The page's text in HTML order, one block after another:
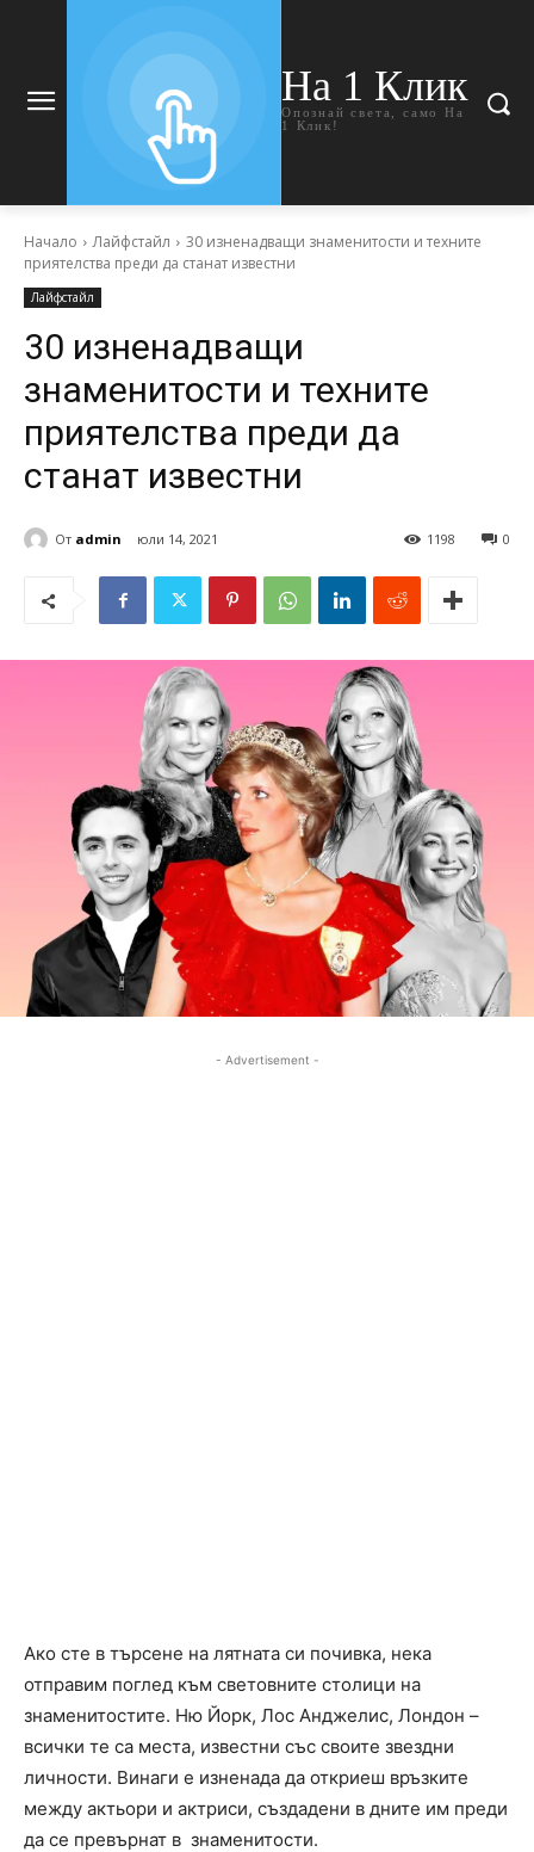
На 1 Клик
Опознай света, само На
1 Клик!
Начало Лайфстайл
30 изненадващи знаменитости и техните
приятелства преди да станат известни
Лайфстайл
30 изненадващи
знаменитости и техните
приятелства преди да
станат известни
От admin юли 14, 2021 0
1198
- Advertisement -
Ако сте в търсене на лятната си почивка, нека
отправим поглед към световните столици на
знаменитостите. Ню Йорк, Лос Анджелис, Лондон –
всички те са места, известни със своите звездни
личности. Винаги е изненада да откриеш връзките
между актьори и актриси, създадени в дните им преди
да се превърнат в знаменитости.